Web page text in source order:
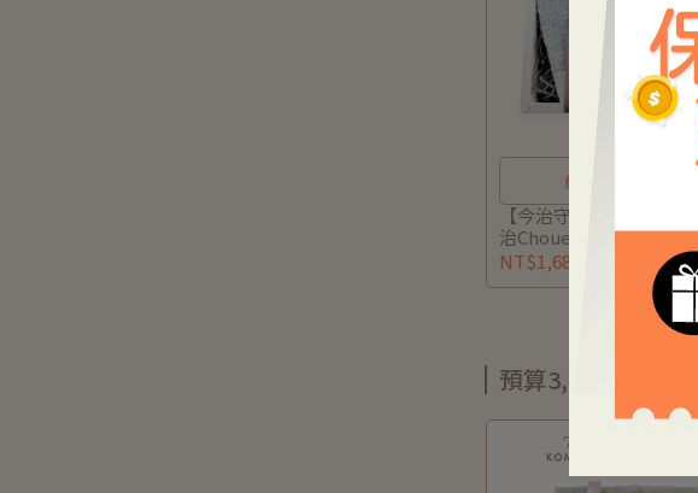
純淨織品×草本呵護
【今治守護禮盒】日本
治Chouette系列-無撚
口水巾+小方巾+諾卡草本
秀霜40g (附禮盒/提袋/小
NT$1,688
預算3,000元以下